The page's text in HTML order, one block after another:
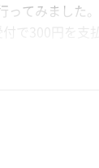
ってみました。
で300円を
窓から入る
いるため温